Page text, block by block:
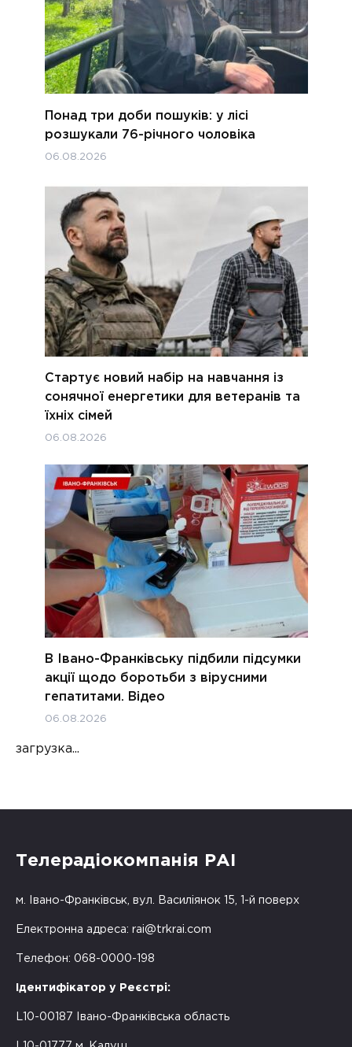
Понад три доби пошуків: у лісі
розшукали 76-річного чоловіка
06.08.2026
Стартує новий набір на навчання із
сонячної енергетики для ветеранів та
їхніх сімей
06.08.2026
В Івано-Франківську підбили підсумки
акції щодо боротьби з вірусними
гепатитами. Відео
06.08.2026
загрузка...
Телерадіокомпанія РАІ
м. Івано-Франківськ, вул. Василіянок 15, 1-й поверх
Електронна адреса: rai@trkrai.com
Телефон: 068-0000-198
Ідентифікатор у Реєстрі:
L10-00187 Івано-Франківська область